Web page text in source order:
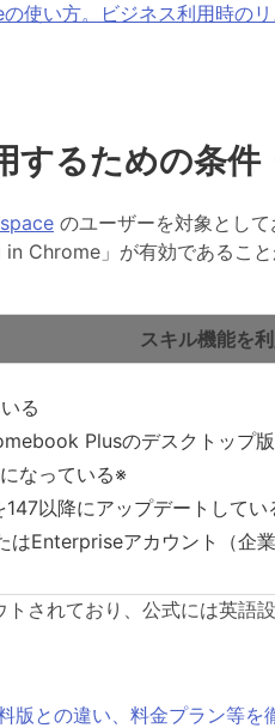
使い方。ビジネス利用時の
するための条件
のユーザーを対象とし
Chrome」が有効であるこ
スキル機能を
る
Plusのデスクトップ
なっている※
以降にアップデートしてい
はEnterpriseアカウント（企
されており、公式には英語
版との違い、料金プラン等を